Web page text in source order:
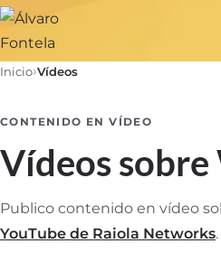
Inicio Vídeos
CONTENIDO EN VÍDEO
Vídeos
Publico contenido en vídeo
YouTube de Raiola Networks